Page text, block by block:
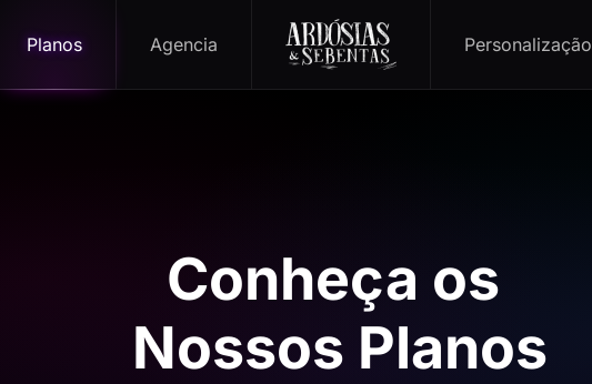
Planos Agencia Personalização
Conheça os
Nossos Planos